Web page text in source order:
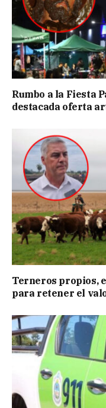
Rumbo a la Fiesta
destacada oferta
Terneros propios,
para retener el